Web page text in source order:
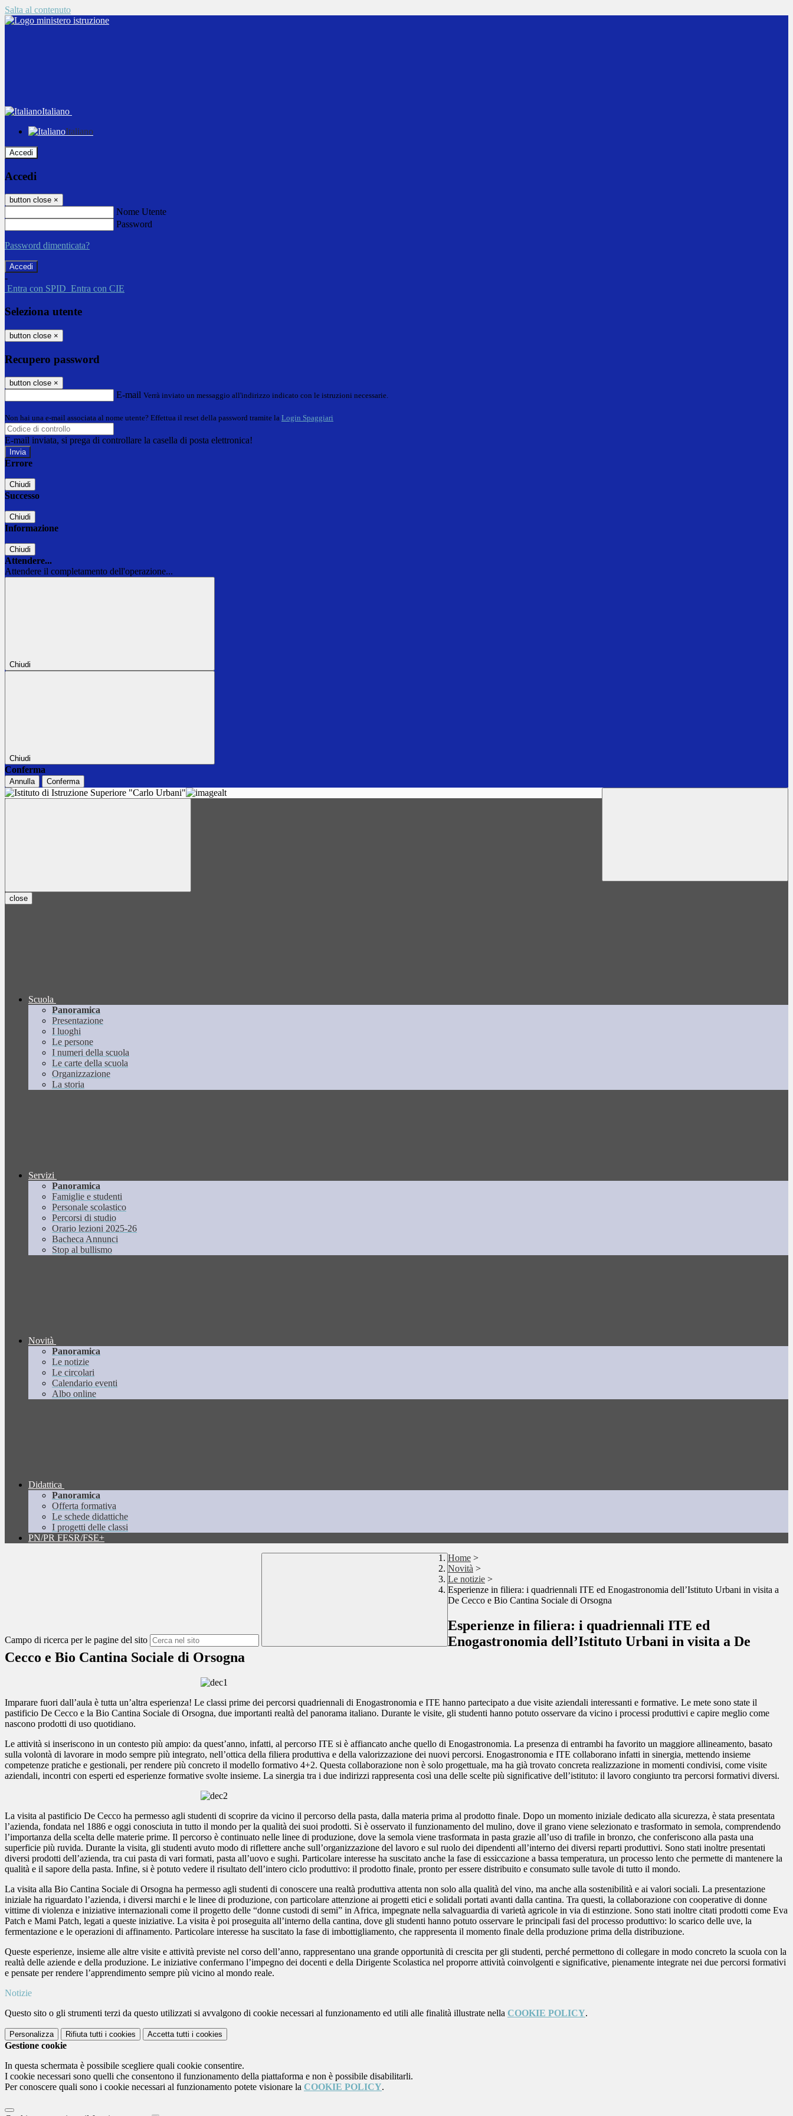
Salta al contenuto
Italiano
Italiano
Accedi
Accedi
button close ×
Nome Utente
Password
Password dimenticata?
-
Entra con SPID Entra con CIE
Seleziona utente
button close ×
Recupero password
button close ×
E-mail Verrà inviato un messaggio all'indirizzo indicato con le istruzioni necessarie.
Non hai una e-mail associata al nome utente? Effettua il reset della password tramite la Login Spaggiari
E-mail inviata, si prega di controllare la casella di posta elettronica!
Errore
Chiudi
Successo
Chiudi
Informazione
Chiudi
Attendere...
Attendere il completamento dell'operazione...
Chiudi
Chiudi
Conferma
Annulla Conferma
close
Scuola
Panoramica
Presentazione
I luoghi
Le persone
I numeri della scuola
Le carte della scuola
Organizzazione
La storia
Servizi
Panoramica
Famiglie e studenti
Personale scolastico
Percorsi di studio
Orario lezioni 2025-26
Bacheca Annunci
Stop al bullismo
Novità
Panoramica
Le notizie
Le circolari
Calendario eventi
Albo online
Didattica
Panoramica
Offerta formativa
Le schede didattiche
I progetti delle classi
PN/PR FESR/FSE+
Campo di ricerca per le pagine del sito
Home >
Novità >
Le notizie >
Esperienze in filiera: i quadriennali ITE ed Enogastronomia dell’Istituto Urbani in visita a
De Cecco e Bio Cantina Sociale di Orsogna
Esperienze in filiera: i quadriennali ITE ed
Enogastronomia dell’Istituto Urbani in visita a De
Cecco e Bio Cantina Sociale di Orsogna
Imparare fuori dall’aula è tutta un’altra esperienza! Le classi prime dei percorsi quadriennali di Enogastronomia e ITE hanno partecipato a due visite aziendali interessanti e formative. Le mete sono state il
pastificio De Cecco e la Bio Cantina Sociale di Orsogna, due importanti realtà del panorama italiano. Durante le visite, gli studenti hanno potuto osservare da vicino i processi produttivi e capire meglio come
nascono prodotti di uso quotidiano.
Le attività si inseriscono in un contesto più ampio: da quest’anno, infatti, al percorso ITE si è affiancato anche quello di Enogastronomia. La presenza di entrambi ha favorito un maggiore allineamento, basato
sulla volontà di lavorare in modo sempre più integrato, nell’ottica della filiera produttiva e della valorizzazione dei nuovi percorsi. Enogastronomia e ITE collaborano infatti in sinergia, mettendo insieme
competenze pratiche e gestionali, per rendere più concreto il modello formativo 4+2. Questa collaborazione non è solo progettuale, ma ha già trovato concreta realizzazione in momenti condivisi, come visite
aziendali, incontri con esperti ed esperienze formative svolte insieme. La sinergia tra i due indirizzi rappresenta così una delle scelte più significative dell’istituto: il lavoro congiunto tra percorsi formativi diversi.
La visita al pastificio De Cecco ha permesso agli studenti di scoprire da vicino il percorso della pasta, dalla materia prima al prodotto finale. Dopo un momento iniziale dedicato alla sicurezza, è stata presentata
l’azienda, fondata nel 1886 e oggi conosciuta in tutto il mondo per la qualità dei suoi prodotti. Si è osservato il funzionamento del mulino, dove il grano viene selezionato e trasformato in semola, comprendendo
l’importanza della scelta delle materie prime. Il percorso è continuato nelle linee di produzione, dove la semola viene trasformata in pasta grazie all’uso di trafile in bronzo, che conferiscono alla pasta una
superficie più ruvida. Durante la visita, gli studenti avuto modo di riflettere anche sull’organizzazione del lavoro e sul ruolo dei dipendenti all’interno dei diversi reparti produttivi. Sono stati inoltre presentati
diversi prodotti dell’azienda, tra cui pasta di vari formati, pasta all’uovo e sughi. Particolare interesse ha suscitato anche la fase di essiccazione a bassa temperatura, un processo lento che permette di mantenere la
qualità e il sapore della pasta. Infine, si è potuto vedere il risultato dell’intero ciclo produttivo: il prodotto finale, pronto per essere distribuito e consumato sulle tavole di tutto il mondo.
La visita alla Bio Cantina Sociale di Orsogna ha permesso agli studenti di conoscere una realtà produttiva attenta non solo alla qualità del vino, ma anche alla sostenibilità e ai valori sociali. La presentazione
iniziale ha riguardato l’azienda, i diversi marchi e le linee di produzione, con particolare attenzione ai progetti etici e solidali portati avanti dalla cantina. Tra questi, la collaborazione con cooperative di donne
vittime di violenza e iniziative internazionali come il progetto delle “donne custodi di semi” in Africa, impegnate nella salvaguardia di varietà agricole in via di estinzione. Sono stati inoltre citati prodotti come Eva
Patch e Mami Patch, legati a queste iniziative. La visita è poi proseguita all’interno della cantina, dove gli studenti hanno potuto osservare le principali fasi del processo produttivo: lo scarico delle uve, la
fermentazione e le operazioni di affinamento. Particolare interesse ha suscitato la fase di imbottigliamento, che rappresenta il momento finale della produzione prima della distribuzione.
Queste esperienze, insieme alle altre visite e attività previste nel corso dell’anno, rappresentano una grande opportunità di crescita per gli studenti, perché permettono di collegare in modo concreto la scuola con la
realtà delle aziende e della produzione. Le iniziative confermano l’impegno dei docenti e della Dirigente Scolastica nel proporre attività coinvolgenti e significative, pienamente integrate nei due percorsi formativi
e pensate per rendere l’apprendimento sempre più vicino al mondo reale.
Notizie
Questo sito o gli strumenti terzi da questo utilizzati si avvalgono di cookie necessari al funzionamento ed utili alle finalità illustrate nella COOKIE POLICY.
Personalizza Rifiuta tutti i cookies Accetta tutti i cookies
Gestione cookie
In questa schermata è possibile scegliere quali cookie consentire.
I cookie necessari sono quelli che consentono il funzionamento della piattaforma e non è possibile disabilitarli.
Per conoscere quali sono i cookie necessari al funzionamento potete visionare la COOKIE POLICY.